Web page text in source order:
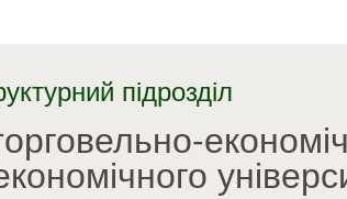
підрозділ